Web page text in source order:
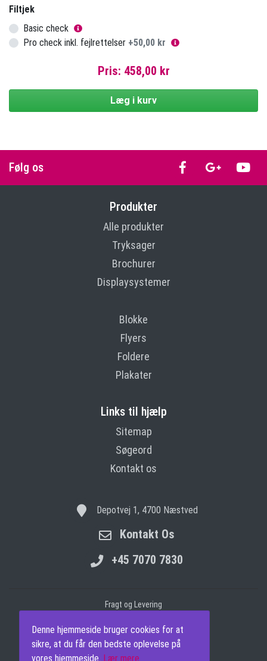
Filtjek
Basic check
Pro check inkl. fejlrettelser +50,00 kr
Pris: 458,00 kr
Læg i kurv
Følg os
Produkter
Alle produkter
Tryksager
Brochurer
Displaysystemer
Blokke
Flyers
Foldere
Plakater
Links til hjælp
Sitemap
Søgeord
Kontakt os
Depotvej 1, 4700 Næstved
Kontakt Os
+45 7070 7830
Fragt og Levering
Databeskyttelse
Denne hjemmeside bruger cookies for at
sikre, at du får den bedste oplevelse på
vores hjemmeside. Lær mere